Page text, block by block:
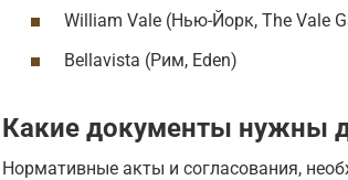
William Vale (Нью-Йорк, The Vale
Bellavista (Рим, Eden)
Какие документы нужны
Нормативные акты и согласования,